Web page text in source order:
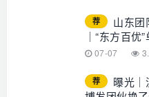
荐
山东团
｜“东方百优
07-07
荐
曝光｜